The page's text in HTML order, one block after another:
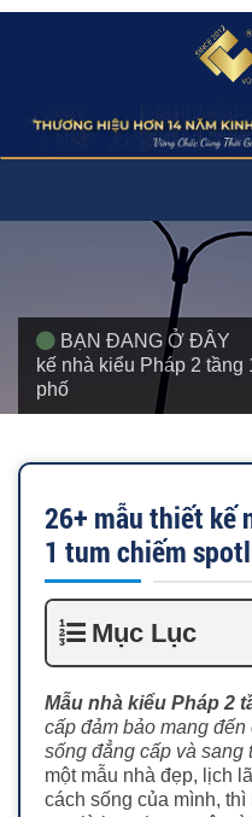
BẠN ĐANG Ở ĐÂY
kế nhà kiểu Pháp 2 tầng
phố
26+ mẫu thiết kế
1 tum chiếm
Mục Lục
Mẫu nhà kiểu Pháp 2
cấp đảm bảo mang
sống đẳng cấp và sang
một mẫu nhà đẹp, lịch
cách sống của mình,